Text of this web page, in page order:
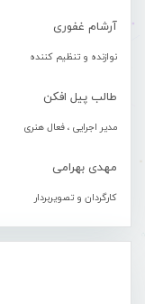
آرشام غفوری
نوازنده و تنظیم کننده
طالب پیل افکن
مدیر اجرایی ، فعال هنری
مهدی بهرامی
کارگردان و تصویربردار